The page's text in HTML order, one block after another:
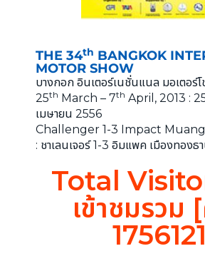
THE 34th BANGKOK
MOTOR SHOW
บางกอก อินเตอร์เนชั่นแนล มอเตอร์
25th March – 7th April, 2013 :
เมษายน 2556
Challenger 1-3 Impact
: ชาเลนเจอร์ 1-3 อิมแพค เมืองทองธ
Total
เข้าชมรวม
1756121